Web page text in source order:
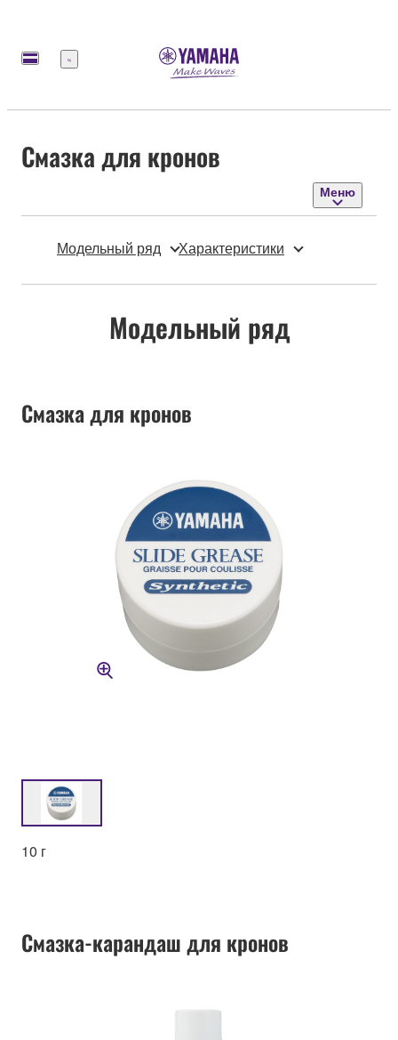
Меню
Смазка для кронов
Меню
Модельный ряд Характеристики
Модельный ряд
Смазка для кронов
10 г
Смазка-карандаш для кронов